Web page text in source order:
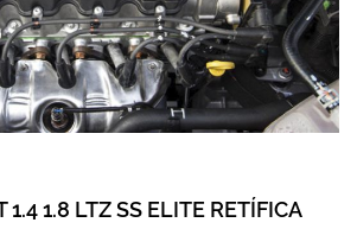
1.4 1.8 LTZ SS ELITE RETÍFICA